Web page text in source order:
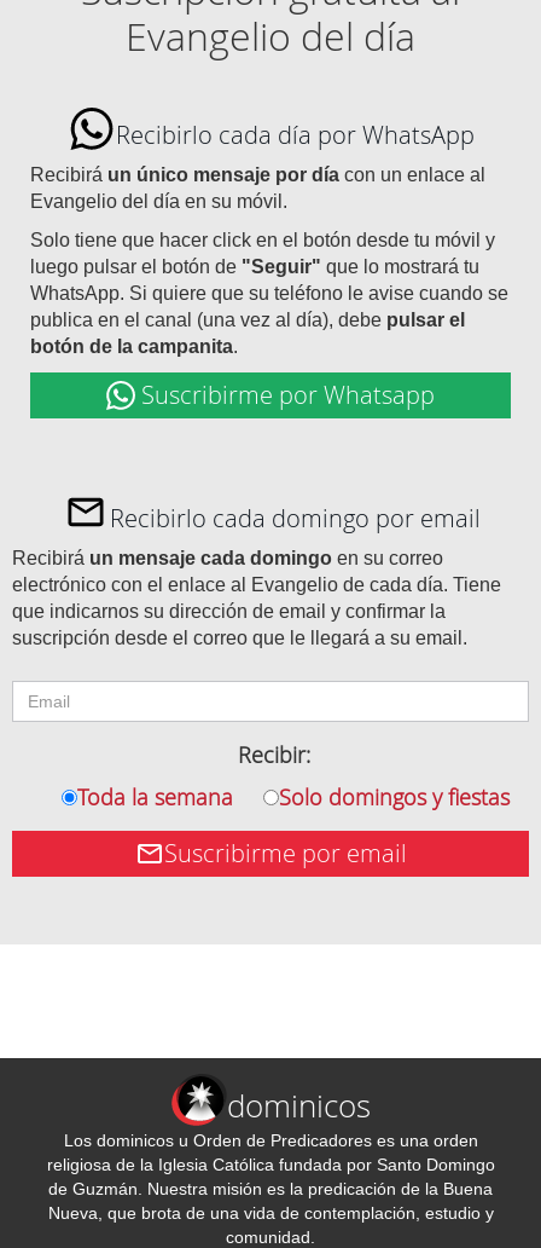
Evangelio del día
Recibirlo cada día por WhatsApp
Recibirá un único mensaje por día con un enlace al
Evangelio del día en su móvil.
Solo tiene que hacer click en el botón desde tu móvil y
luego pulsar el botón de "Seguir" que lo mostrará tu
WhatsApp. Si quiere que su teléfono le avise cuando se
publica en el canal (una vez al día), debe pulsar el
botón de la campanita.
Suscribirme por Whatsapp
Recibirlo cada domingo por email
Recibirá un mensaje cada domingo en su correo
electrónico con el enlace al Evangelio de cada día. Tiene
que indicarnos su dirección de email y confirmar la
suscripción desde el correo que le llegará a su email.
Recibir:
Toda la semana
Solo domingos y fiestas
Suscribirme por email
dominicos
Los dominicos u Orden de Predicadores es una orden
religiosa de la Iglesia Católica fundada por Santo Domingo
de Guzmán. Nuestra misión es la predicación de la Buena
Nueva, que brota de una vida de contemplación, estudio y
comunidad.